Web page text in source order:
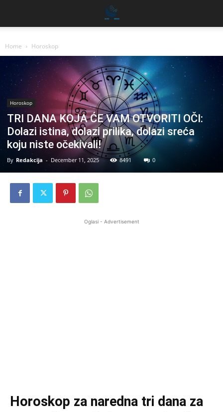
Home Horoskop
Horoskop
TRI DANA KOJA ĆE VAM OTVORITI OČI:
Dolazi istina, dolazi prilika, dolazi sreća
koju niste očekivali!
By Redakcija - December 11, 2025 8491 0
Oglasi - Advertisement
Horoskop za naredna tri dana za